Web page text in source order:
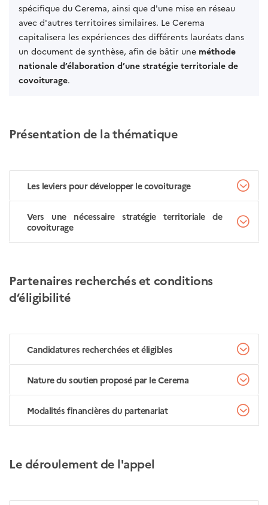
spécifique du Cerema, ainsi que d'une mise en réseau
avec d'autres territoires similaires. Le Cerema
capitalisera les expériences des différents lauréats dans
un document de synthèse, afin de bâtir une méthode
nationale d’élaboration d’une stratégie territoriale de
covoiturage.
Présentation de la thématique
Les leviers pour développer le covoiturage
Vers une nécessaire stratégie territoriale de
covoiturage
Partenaires recherchés et conditions
d’éligibilité
Candidatures recherchées et éligibles
Nature du soutien proposé par le Cerema
Modalités financières du partenariat
Le déroulement de l'appel